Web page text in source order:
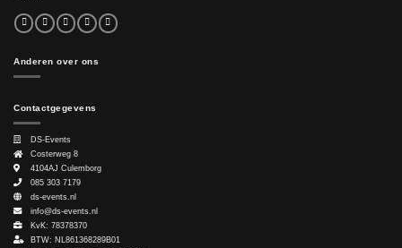
Anderen over ons
Contactgegevens
DS-Events
Costerweg 8
4104AJ Culemborg
085 303 7179
ds-events.nl
info@ds-events.nl
KvK: 78378370
BTW: NL861368289B01